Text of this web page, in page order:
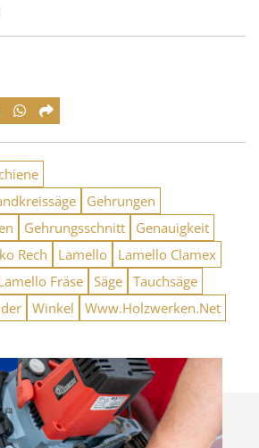
Gehrungen
Gehrungsschnitt
Genauigkeit
Rech Lamello
Lamello Clamex
Fräse Säge Tauchsäge
Winkel Www.Holzwerken.Net